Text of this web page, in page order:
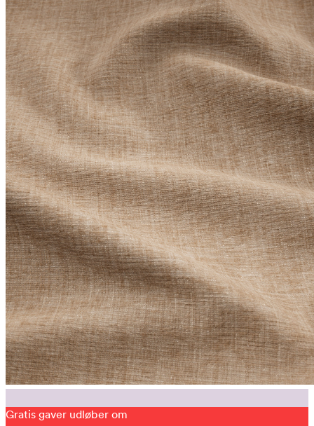
Gratis gaver udløber om